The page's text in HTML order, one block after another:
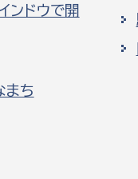
ンドウで開
まち